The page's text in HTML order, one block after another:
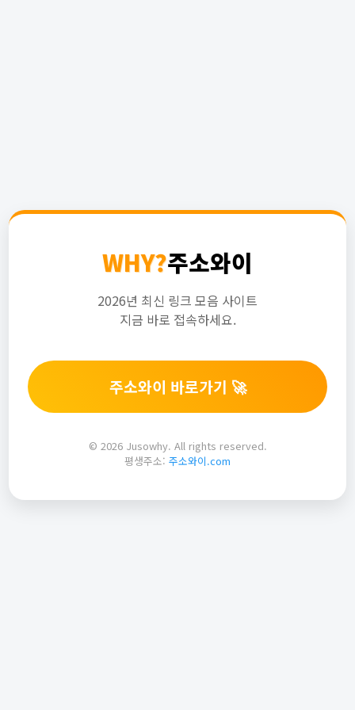
WHY?주소와이
2026년 최신 링크 모음 사이트
지금 바로 접속하세요.
주소와이 바로가기 🚀
© 2026 Jusowhy. All rights reserved.
평생주소: 주소와이.com